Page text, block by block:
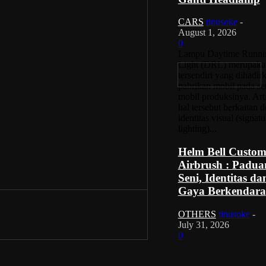
CARS tinusoke -
August 1, 2026
0
Light (DRL)
pabrikan mobil pada
Helm Bell Custom
Airbrush :
Seni, Identitas
Gaya Berkendara
OTHERS tinusoke -
July 31, 2026
0